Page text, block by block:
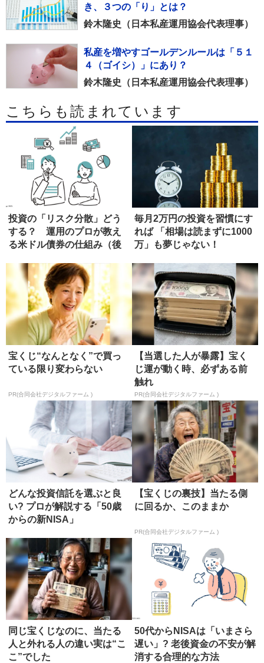
き、３つの「り」とは？
鈴木隆史（日本私産運用協会代表理事）
私産を増やすゴールデンルールは「５１
４（ゴイシ）」にあり？
鈴木隆史（日本私産運用協会代表理事）
こちらも読まれています
投資の「リスク分散」どう
する？ 運用のプロが教え
る米ドル債券の仕組み（後
毎月2万円の投資を習慣にす
れば 「相場は読まずに1000
万」も夢じゃない！
宝くじ“なんとなく”で買っ
ている限り変わらない
PR(合同会社デジタルファーム )
【当選した人が暴露】宝く
じ運が動く時、必ずある前
触れ
PR(合同会社デジタルファーム )
どんな投資信託を選ぶと良
い? プロが解説する「50歳
からの新NISA」
【宝くじの裏技】当たる側
に回るか、このままか
PR(合同会社デジタルファーム )
同じ宝くじなのに、当たる
人と外れる人の違い実は“こ
こ”でした
50代からNISAは「いまさら
遅い」? 老後資金の不安が解
消する合理的な方法